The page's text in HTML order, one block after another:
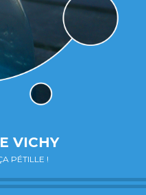
VICHY
PÉTILLE !